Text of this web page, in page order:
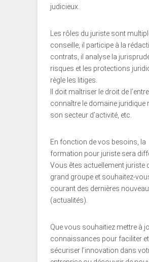
judicieux.
Les rôles du juriste sont
conseille, il participe à la
contrats, il analyse la
risques et les protections
règle les litiges.
Il doit maîtriser le droit de
connaître le domaine juridique
son secteur d’activité, etc.
En fonction de vos besoins, la
formation pour juriste sera
Vous êtes actuellement juriste
grand groupe et souhaitez-
courant des dernières
(actualités).
Que vous souhaitiez mettre à
connaissances pour faciliter et
sécuriser l’innovation dans